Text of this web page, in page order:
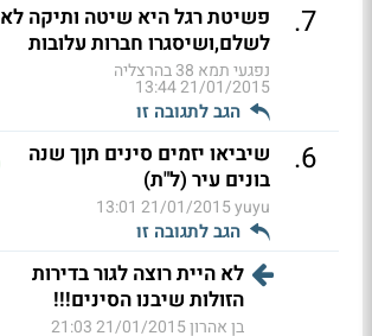
7
.
פשיטת רגל היא שיטה ותיקה לא
לשלם,ושיסגרו חברות עלובות
נפגעי תמא 38 בהרצליה
21/01/2015 13:44
הגב לתגובה זו
6
.
שיביאו יזמים סינים תןך שנה
בונים עיר (ל"ת)
yuyu
21/01/2015 13:01
הגב לתגובה זו
לא היית רוצה לגור בדירות
הזולות שיבנו הסינים!!!
בן אהרון21/01/2015 21:03